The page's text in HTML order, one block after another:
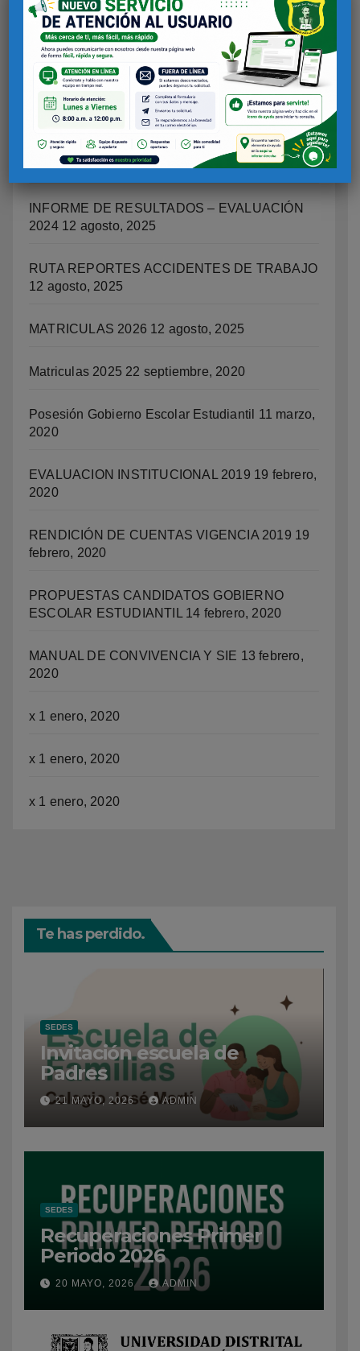
SOCIOEMOCIONAL, CIUDADANA Y
ESCUELAS COMO TERRTORIOS DE PAZ. 12
agosto, 2025
IMPLICACIONES LEGALES Y
RESPONSABILIDADES DE LOS PADRES DE
FAMILIA SOBRE LAS ACCIONESO DELITOS
COMETIDOS POR LOS ESTUDIANTES 12
agosto, 2025
INFORME DE RESULTADOS – EVALUACIÓN
2024 12 agosto, 2025
RUTA REPORTES ACCIDENTES DE TRABAJO
12 agosto, 2025
MATRICULAS 2026 12 agosto, 2025
Matriculas 2025 22 septiembre, 2020
Posesión Gobierno Escolar Estudiantil
11 marzo,
2020
EVALUACION INSTITUCIONAL 2019 19 febrero,
2020
RENDICIÓN DE CUENTAS VIGENCIA 2019 19
febrero, 2020
PROPUESTAS CANDIDATOS GOBIERNO
ESCOLAR ESTUDIANTIL 14 febrero, 2020
MANUAL DE CONVIVENCIA Y SIE 13 febrero,
2020
x 1 enero, 2020
x 1 enero, 2020
x 1 enero, 2020
Te has perdido.
SEDES
Invitación escuela de
Padres
21 MAYO, 2026 ADMIN
SEDES
Recuperaciones Primer
Periodo 2026
20 MAYO, 2026 ADMIN